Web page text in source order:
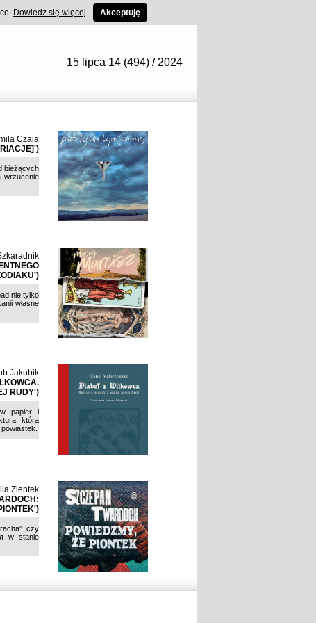
15 lipca 14 (494) / 2024
Czaja
bieżących
wrzucenie
nie tylko
własne
Jakubik
RUDY')
w papier i
która
Zientek
czy
w stanie
Dowiedz się więcej Akceptuję